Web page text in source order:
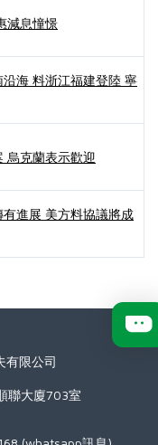
減息憧憬
海 料浙江福建登陸 寧
烏克蘭表示歡迎
進展 美方料協議將成
有限公司
聯大廈703室